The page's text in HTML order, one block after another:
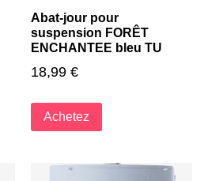
Abat-jour pour
suspension FORÊT
ENCHANTEE bleu TU
18,99 €
Achetez